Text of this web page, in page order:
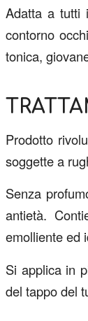
Adatta a tutti
contorno
tonica,
Prodotto
soggette a
Senza
antietà.
emolliente ed
Si applica in
del tappo del